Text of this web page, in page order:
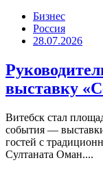
Бизнес
Россия
28.07.2026
выставку
Витебск стал
события —
гостей с
Султаната Оман....